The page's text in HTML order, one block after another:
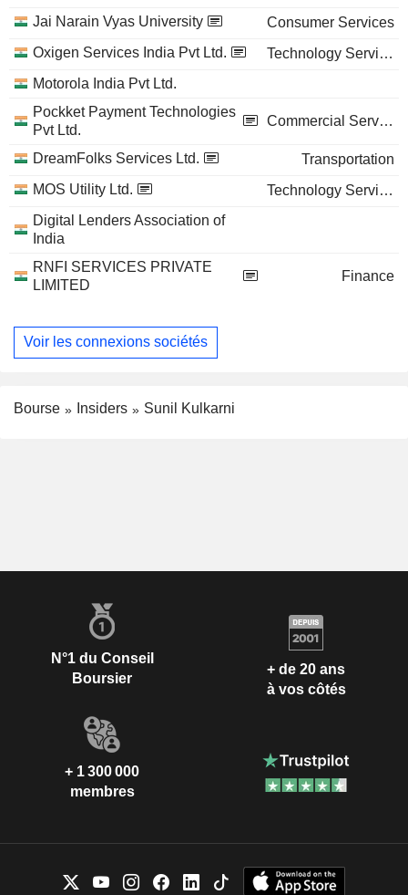
Jai Narain Vyas University
Consumer Services
Oxigen Services India Pvt Ltd.
Technology Services
Motorola India Pvt Ltd.
Pockket Payment Technologies
Pvt Ltd.
Commercial Services
DreamFolks Services Ltd.
Transportation
MOS Utility Ltd.
Technology Services
Digital Lenders Association of
India
RNFI SERVICES PRIVATE
LIMITED
Finance
Voir les connexions sociétés
Bourse Insiders Sunil Kulkarni
N°1 du Conseil
Boursier
+ de 20 ans
à vos côtés
+ 1 300 000
membres